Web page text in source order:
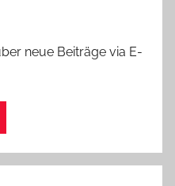
neue Beiträge via E-